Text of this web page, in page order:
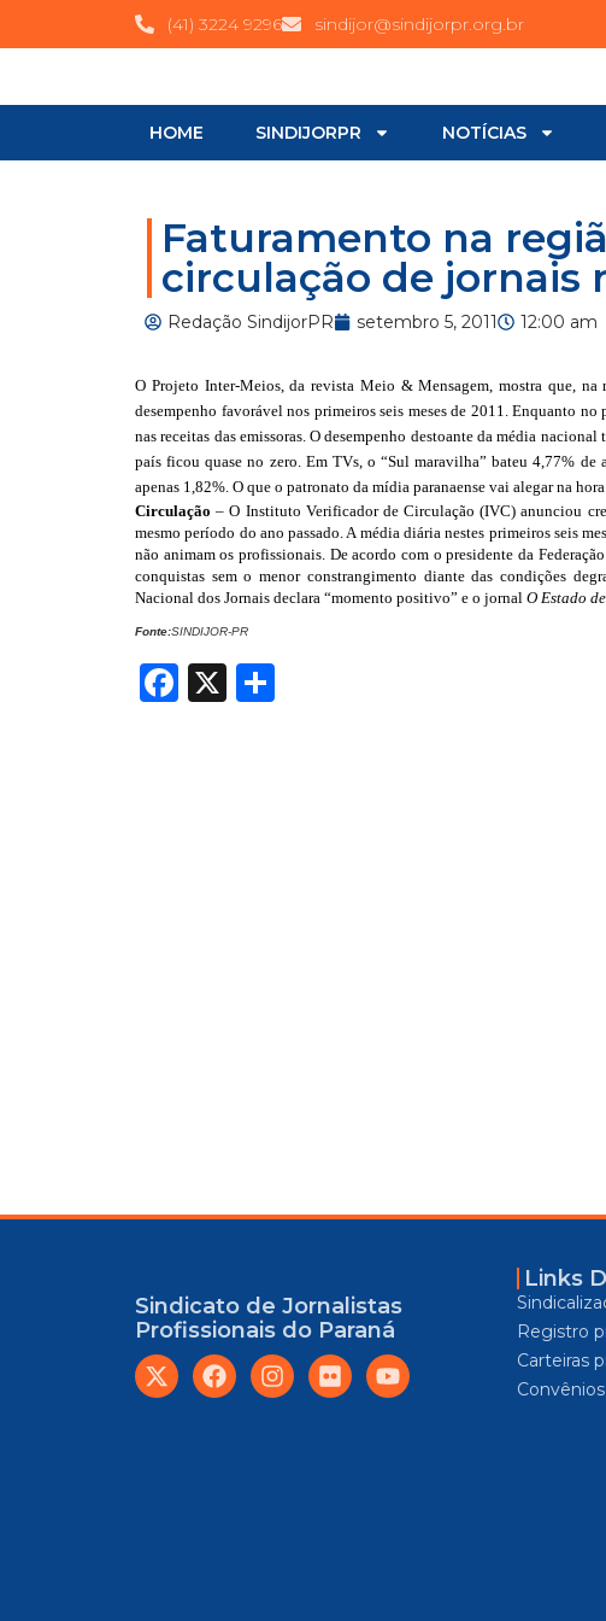
(41) 3224 9296 sindijor@sindijorpr.org.br
HOME SINDIJORPR NOTÍCIAS
Faturamento na
circulação de jornais
Redação SindijorPR setembro 5, 2011 12:00 am
O Projeto Inter-Meios, da revista Meio & Mensagem, mostra que, na
desempenho favorável nos primeiros seis meses de 2011. Enquanto
nas receitas das emissoras. O desempenho destoante da média
país ficou quase no zero. Em TVs, o “Sul maravilha” bateu 4,77%
apenas 1,82%. O que o patronato da mídia paranaense vai alegar na
Circulação – O Instituto Verificador de Circulação (IVC) anunciou
mesmo período do ano passado. A média diária nestes primeiros seis
não animam os profissionais. De acordo com o presidente da
conquistas sem o menor constrangimento diante das condições
Nacional dos Jornais declara “momento positivo” e o jornal O Estado
Fonte:SINDIJOR-PR
Facebook
X
Sindicato de Jornalistas
Profissionais do Paraná
Links
Registro
Carteiras
Convênios